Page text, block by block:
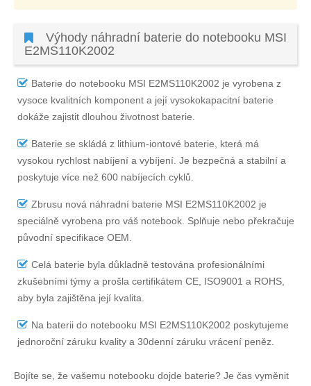
Výhody náhradní baterie do notebooku MSI
E2MS110K2002
Baterie do notebooku MSI E2MS110K2002 je vyrobena z
vysoce kvalitních komponent a její vysokokapacitní baterie
dokáže zajistit dlouhou životnost baterie.
Baterie se skládá z lithium-iontové baterie, která má
vysokou rychlost nabíjení a vybíjení. Je bezpečná a stabilní a
poskytuje více než 600 nabíjecích cyklů.
Zbrusu nová náhradní baterie MSI E2MS110K2002 je
speciálně vyrobena pro váš notebook. Splňuje nebo překračuje
původní specifikace OEM.
Celá baterie byla důkladně testována profesionálními
zkušebními týmy a prošla certifikátem CE, ISO9001 a ROHS,
aby byla zajištěna její kvalita.
Na baterii do notebooku MSI E2MS110K2002 poskytujeme
jednoroční záruku kvality a 30denní záruku vrácení peněz.
Bojíte se, že vašemu notebooku dojde baterie? Je čas vyměnit